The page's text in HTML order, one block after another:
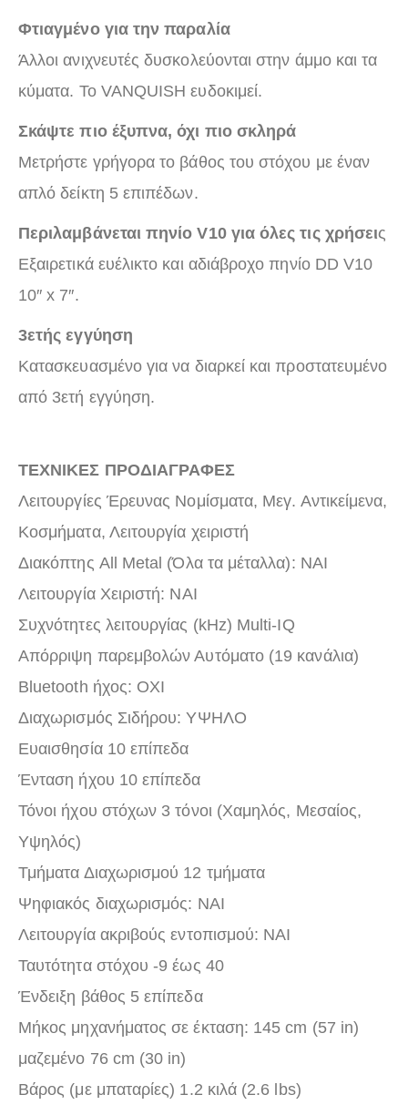
Φτιαγμένο για την παραλία
Άλλοι ανιχνευτές δυσκολεύονται στην άμμο και τα
κύματα. Το VANQUISH ευδοκιμεί.
Σκάψτε πιο έξυπνα, όχι πιο σκληρά
Μετρήστε γρήγορα το βάθος του στόχου με έναν
απλό δείκτη 5 επιπέδων.
Περιλαμβάνεται πηνίο V10 για όλες τις χρήσεις
Εξαιρετικά ευέλικτο και αδιάβροχο πηνίο DD V10
10″ x 7″.
3ετής εγγύηση
Κατασκευασμένο για να διαρκεί και προστατευμένο
από 3ετή εγγύηση.
ΤΕΧΝΙΚΕΣ ΠΡΟΔΙΑΓΡΑΦΕΣ
Λειτουργίες Έρευνας Νομίσματα, Μεγ. Αντικείμενα,
Κοσμήματα, Λειτουργία χειριστή
Διακόπτης All Metal (Όλα τα μέταλλα): ΝΑΙ
Λειτουργία Χειριστή: ΝΑΙ
Συχνότητες λειτουργίας (kHz) Multi-IQ
Απόρριψη παρεμβολών Αυτόματο (19 κανάλια)
Bluetooth ήχος: ΟΧΙ
Διαχωρισμός Σιδήρου: ΥΨΗΛΟ
Ευαισθησία 10 επίπεδα
Ένταση ήχου 10 επίπεδα
Τόνοι ήχου στόχων 3 τόνοι (Χαμηλός, Μεσαίος,
Υψηλός)
Τμήματα Διαχωρισμού 12 τμήματα
Ψηφιακός διαχωρισμός: ΝΑΙ
Λειτουργία ακριβούς εντοπισμού: ΝΑΙ
Ταυτότητα στόχου ‑9 έως 40
Ένδειξη βάθος 5 επίπεδα
Μήκος μηχανήματος σε έκταση: 145 cm (57 in)
μαζεμένο 76 cm (30 in)
Βάρος (με μπαταρίες) 1.2 κιλά (2.6 lbs)